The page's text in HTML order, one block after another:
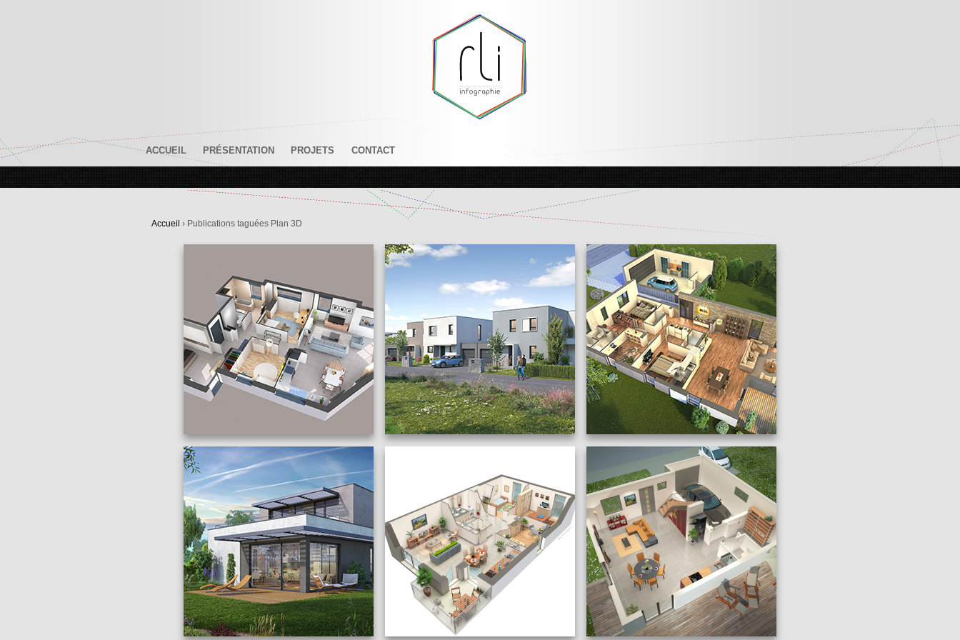
ACCUEIL PRÉSENTATION PROJETS CONTACT
Accueil › Publications taguées Plan 3D
PLANS 3D DE LOGEMENT
Catégories : Projets,Promotion
immobilière
Étiquettes :Plan 3D
Crédits :
RLI Infographie
COMMERCIALES ET PLANS
3D À FURDENHEIM
Catégories : Maisons individuelles,Projets ,
Promotion immobilière
Étiquettes :Perspective ,Perspective
commerciale,Plan 3D,Rendu avancé
Crédits :
GSB Immobilier
PRÉSENTATION D’UN
PAVILLON 2
Catégories : Maisons individuelles Projets,
Promotion immobilière
Étiquettes :Perspective,Perspective
commerciale,Perspective d'intérieur ,Plan
3D,Rendu avancé Texture complexe
Crédits
GSB Immobilier